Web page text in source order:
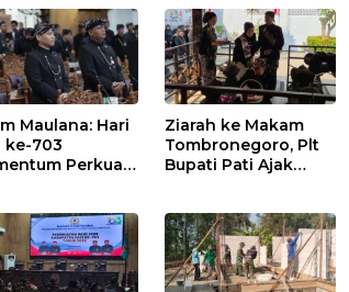
Maulana: Hari
ke-703
Perkuat
Pati
Ziarah ke Makam
Tombronegoro, Plt
Bupati Pati Ajak
Wujudkan
Pelayanan Publik
Berkualitas